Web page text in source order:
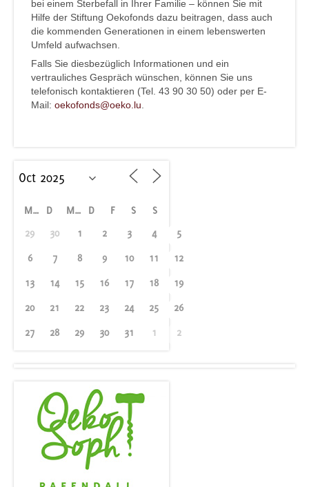
bei einem Sterbefall in Ihrer Familie – können Sie mit
Hilfe der Stiftung Oekofonds dazu beitragen, dass auch
die kommenden Generationen in einem lebenswerten
Umfeld aufwachsen.
Falls Sie diesbezüglich Informationen und ein
vertrauliches Gespräch wünschen, können Sie uns
telefonisch kontaktieren (Tel. 43 90 30 50) oder per E-
Mail: oekofonds@oeko.lu
M D M D F S
S
29
30 1 2 3 4 5
6 7 8 9 10 11 12
13 14 15 16 17 18 19
20 21 22 23 24 25 26
27 28 29 30 31 1 2